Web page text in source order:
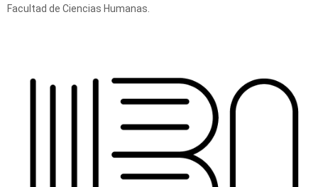
Facultad de Ciencias Humanas.